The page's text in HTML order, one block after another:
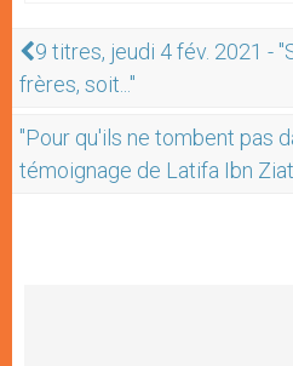
9 titres, jeudi 4 fév. 2021 -
frères, soit..."
"Pour qu'ils ne tombent pas
témoignage de Latifa Ibn